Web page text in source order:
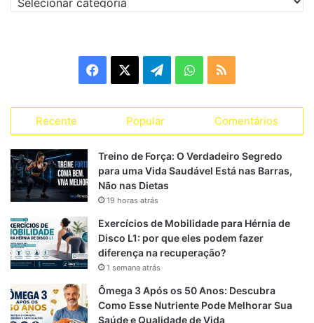
a
e
b
o
k
e
g
a
W
t
p
S
Recente Popular Comentários
Treino de Força: O Verdadeiro Segredo
para uma Vida Saudável Está nas Barras,
Não nas Dietas
19 horas atrás
Exercícios de Mobilidade para Hérnia de
Disco L1: por que eles podem fazer
diferença na recuperação?
1 semana atrás
Ômega 3 Após os 50 Anos: Descubra
Como Esse Nutriente Pode Melhorar Sua
Saúde e Qualidade de Vida